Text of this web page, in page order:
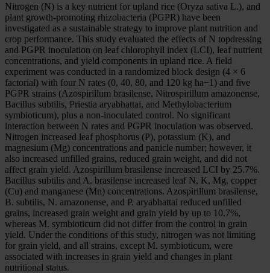
Nitrogen (N) is a key nutrient for upland rice (Oryza sativa L.), and
plant growth-promoting rhizobacteria (PGPR) have been
investigated as a sustainable strategy to improve plant nutrition and
crop performance. This study evaluated the effects of N topdressing
and PGPR inoculation on leaf chlorophyll index (LCI), leaf nutrient
concentrations, and yield components in upland rice. A field
experiment was conducted in a randomized block design (4 × 6
factorial) with four N rates (0, 40, 80, and 120 kg ha−1) and five
PGPR strains (Azospirillum brasilense, Nitrospirillum amazonense,
Bacillus subtilis, Priestia aryabhattai, and Methylobacterium
symbioticum), plus a non-inoculated control. No significant
interaction between N rates and PGPR inoculation was observed.
Nitrogen increased leaf phosphorus (P), potassium (K), and
magnesium (Mg) concentrations and panicle number; however, it
also increased unfilled grains, reduced grain weight, and did not
affect grain yield. Azospirillum brasilense increased LCI by 25.7%.
Bacillus subtilis and A. brasilense increased leaf N, K, Mg, copper
(Cu) and manganese (Mn) concentrations. Azospirillum brasilense,
B. subtilis, N. amazonense, and P. aryabhattai reduced unfilled
grains, increased grain weight and grain yield by up to 10.7%,
whereas M. symbioticum did not differ from the control in grain
yield. Under the conditions of this study, nitrogen was not limiting
for grain yield, and all strains, except M. symbioticum, were
associated with increases in grain yield and changes in plant
nutritional status.